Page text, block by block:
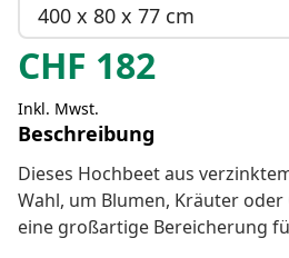
400 x 80 x 77 cm
CHF 182
Inkl. Mwst.
Beschreibung
Dieses Hochbeet aus
Wahl, um Blumen, Kräuter
eine großartige Bereicherung